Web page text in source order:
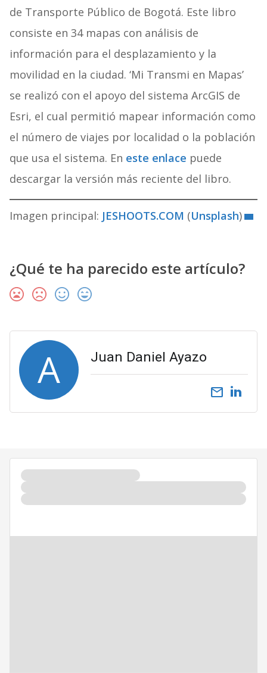
de Transporte Público de Bogotá. Este libro
consiste en 34 mapas con análisis de
información para el desplazamiento y la
movilidad en la ciudad. ‘Mi Transmi en Mapas’
se realizó con el apoyo del sistema ArcGIS de
Esri, el cual permitió mapear información como
el número de viajes por localidad o la población
que usa el sistema. En este enlace puede
descargar la versión más reciente del libro.
Imagen principal: JESHOOTS.COM (Unsplash)
¿Qué te ha parecido este artículo?
A Juan Daniel Ayazo
email